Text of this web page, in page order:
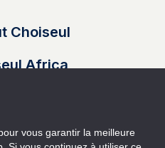
Choiseul
Africa
vous garantir la meilleure